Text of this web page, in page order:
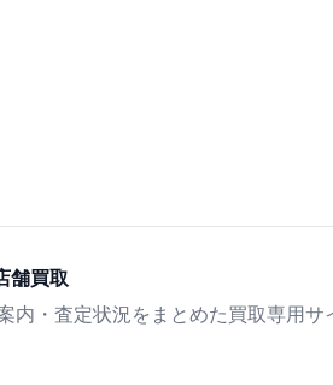
舗買取
内・査定状況をまとめた買取専用サ